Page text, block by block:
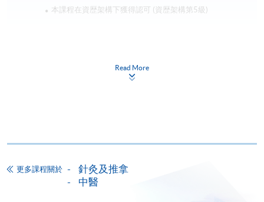
本課程在資歴架構下獲得認可 (資歴架構第5級)
網上報名 立即報名
申請表 下載申請表
Read More
更多課程關於
針灸及推拿
中醫